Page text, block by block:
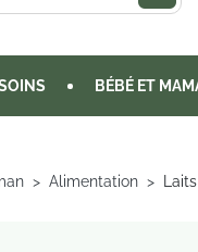
BÉBÉ ET
Alimentation